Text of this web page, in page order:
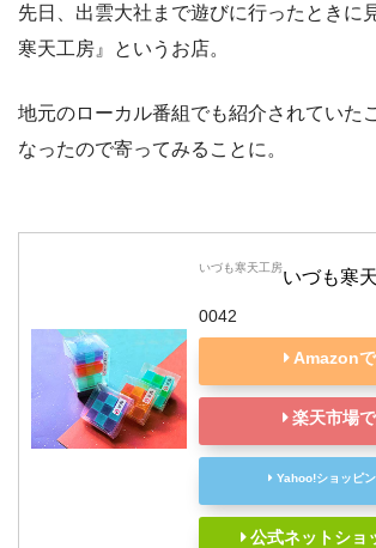
先日、出雲大社まで遊びに行ったときに
寒天工房』というお店。
地元のローカル番組でも紹介されていた
なったので寄ってみることに。
いづも寒天工房いづも寒
0042
Amazon
楽天市場
Yahoo!ショッピ
公式ネットショ